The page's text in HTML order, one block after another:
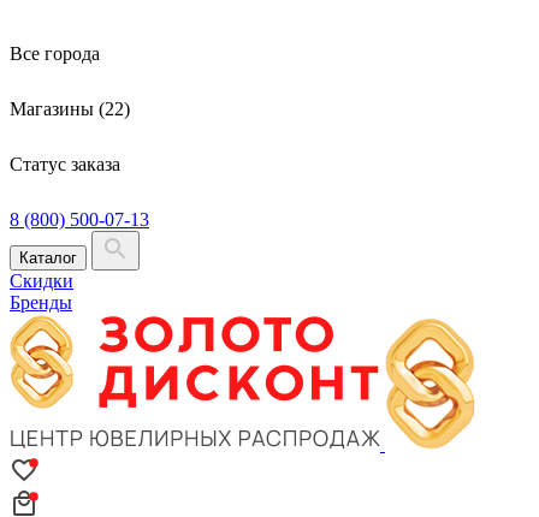
Все города
Магазины (22)
Статус заказа
8 (800) 500-07-13
Каталог
Скидки
Бренды